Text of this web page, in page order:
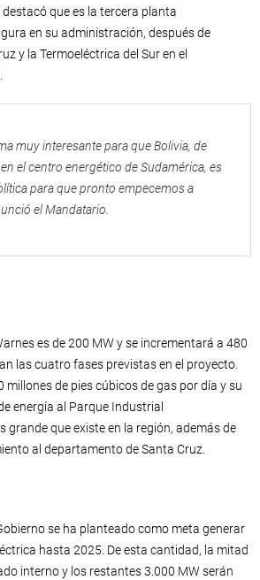
destacó que es la tercera planta
en su administración, después de
y la Termoeléctrica del Sur en el
muy interesante para que Bolivia, de
el centro energético de Sudamérica, es
para que pronto empecemos a
el Mandatario.
es de 200 MW y se incrementará a 480
las cuatro fases previstas en el proyecto.
millones de pies cúbicos de gas por día y su
energía al Parque Industrial
grande que existe en la región, además de
al departamento de Santa Cruz.
se ha planteado como meta generar
hasta 2025. De esta cantidad, la mitad
interno y los restantes 3.000 MW serán